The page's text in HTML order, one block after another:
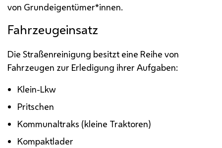
von Grundeigentümer*innen.
Fahrzeugeinsatz
Die Straßenreinigung besitzt eine Reihe von
Fahrzeugen zur Erledigung ihrer Aufgaben:
Klein-Lkw
Pritschen
Kommunaltraks (kleine Traktoren)
Kompaktlader